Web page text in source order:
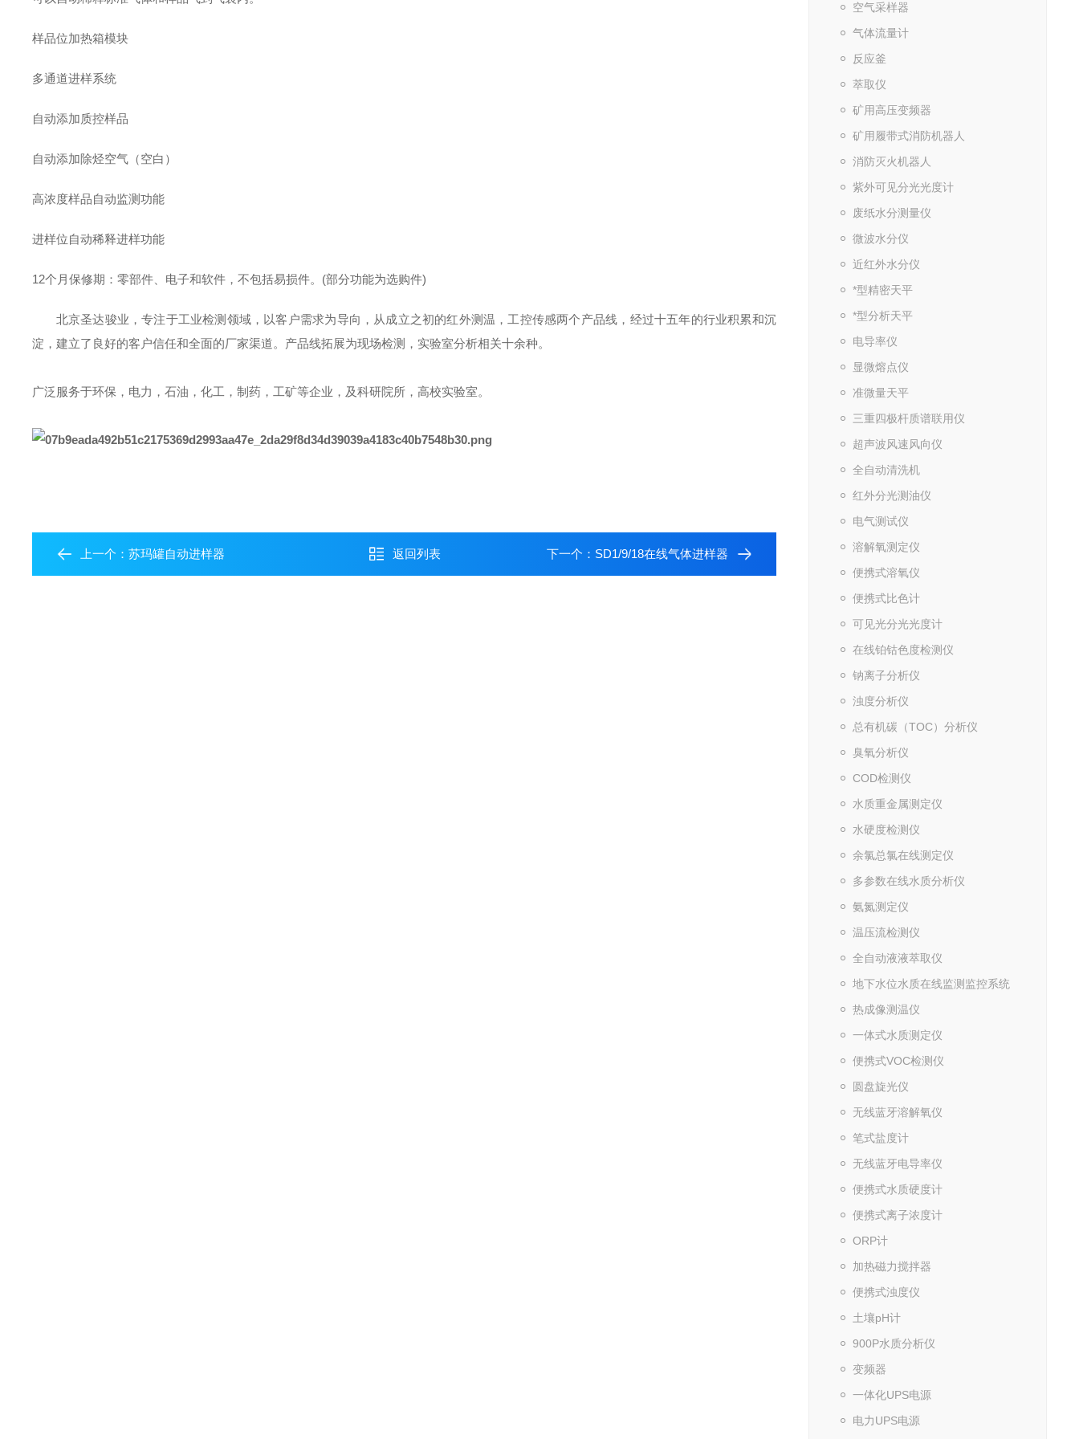
空气采样器
气体流量计
反应釜
萃取仪
矿用高压变频器
矿用履带式消防机器人
消防灭火机器人
紫外可见分光光度计
废纸水分测量仪
微波水分仪
近红外水分仪
*型精密天平
*型分析天平
电导率仪
显微熔点仪
准微量天平
三重四极杆质谱联用仪
超声波风速风向仪
全自动清洗机
红外分光测油仪
电气测试仪
溶解氧测定仪
便携式溶氧仪
便携式比色计
可见光分光光度计
在线铂钴色度检测仪
钠离子分析仪
浊度分析仪
总有机碳（TOC）分析仪
臭氧分析仪
COD检测仪
水质重金属测定仪
水硬度检测仪
余氯总氯在线测定仪
多参数在线水质分析仪
氨氮测定仪
温压流检测仪
全自动液液萃取仪
地下水位水质在线监测监控系统
热成像测温仪
一体式水质测定仪
便携式VOC检测仪
圆盘旋光仪
无线蓝牙溶解氧仪
笔式盐度计
无线蓝牙电导率仪
便携式水质硬度计
便携式离子浓度计
ORP计
加热磁力搅拌器
便携式浊度仪
土壤pH计
900P水质分析仪
变频器
一体化UPS电源
电力UPS电源
样品位加热箱模块
多通道进样系统
自动添加质控样品
自动添加除烃空气（空白）
高浓度样品自动监测功能
进样位自动稀释进样功能
12个月保修期：零部件、电子和软件，不包括易损件。 (部分功能为选购件)
北京圣达骏业，专注于工业检测领域，以客户需求为导向，从成立之初的红外测温，工控传感两个产品线，经过十五年的行业积累和沉
淀，建立了良好的客户信任和全面的厂家渠道。产品线拓展为现场检测，实验室分析相关十余种。
广泛服务于环保，电力，石油，化工，制药，工矿等企业，及科研院所，高校实验室。
上一个：苏玛罐自动进样器 返回列表 下一个： SD1/9/18在线气体进样器